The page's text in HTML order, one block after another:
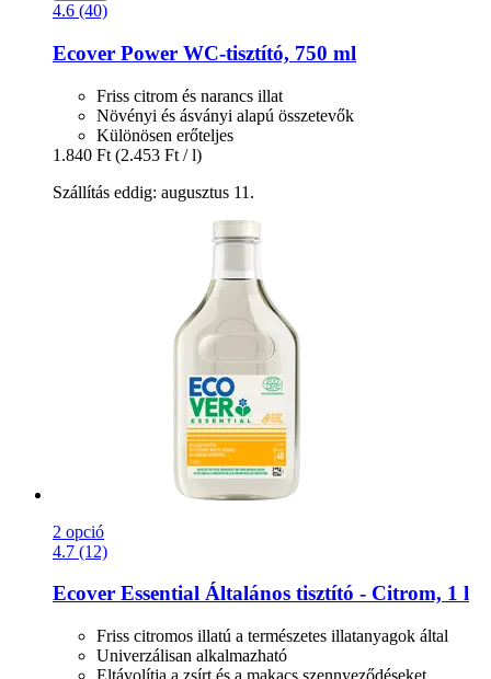
4.6 (40)
Ecover Power WC-​tisztító, 750 ml
Friss citrom és narancs illat
Növényi és ásványi alapú összetevők
Különösen erőteljes
1.840 Ft (2.453 Ft / l)
Szállítás eddig: augusztus 11.
2 opció
4.7 (12)
Ecover Essential Általános tisztító -​ Citrom, 1 l
Friss citromos illatú a természetes illatanyagok által
Univerzálisan alkalmazható
Eltávolítja a zsírt és a makacs szennyeződéseket